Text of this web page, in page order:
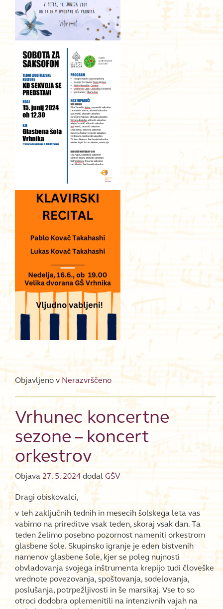
Objavljeno v Nerazvrščeno
Vrhunec koncertne
sezone – koncert
orkestrov
Objava 27. 5. 2024 dodal GŠV
Dragi obiskovalci,
v teh zaključnih tednih in mesecih šolskega leta vas
vabimo na prireditve vsak teden, skoraj vsak dan. Ta
teden želimo posebno pozornost nameniti orkestrom
glasbene šole. Skupinsko igranje je eden bistvenih
namenov glasbene šole, kjer se poleg nujnosti
obvladovanja svojega inštrumenta krepijo tudi človeške
vrednote povezovanja, spoštovanja, sodelovanja,
poslušanja, potrpežljivosti in še marsikaj. Vse to so
otroci dodobra oplemenitili na intenzivnih vajah na